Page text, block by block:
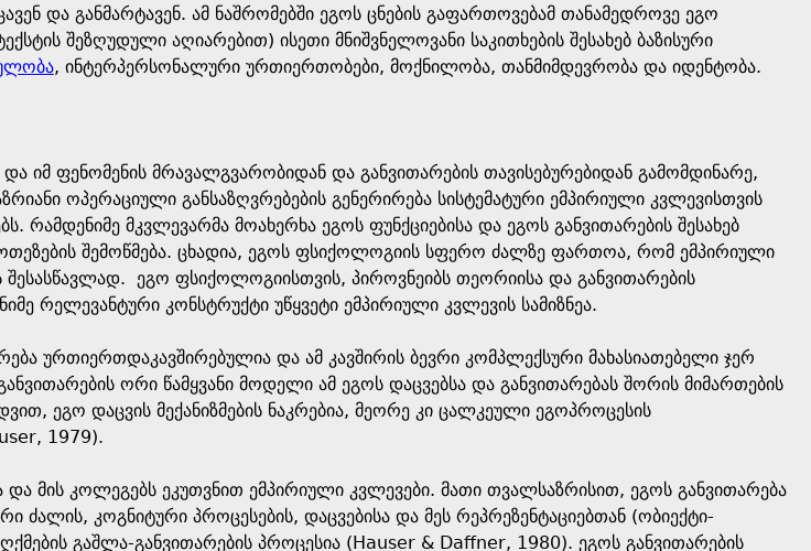
და განმარტავენ. ამ ნაშრომებში ეგოს ცნების გაფართოვებამ თანამედროვე ეგო
შეზღუდული აღიარებით) ისეთი მნიშვნელოვანი საკითხების შესახებ ბაზისური
, ინტერპერსონალური ურთიერთობები, მოქნილობა, თანმიმდევრობა და იდენტობა.
იმ ფენომენის მრავალგვარობიდან და განვითარების თავისებურებიდან გამომდინარე,
ოპერაციული განსაზღვრებების გენერირება სისტემატური ემპირიული კვლევისთვის
რამდენიმე მკვლევარმა მოახერხა ეგოს ფუნქციებისა და ეგოს განვითარების შესახებ
შემოწმება. ცხადია, ეგოს ფსიქოლოგიის სფერო ძალზე ფართოა, რომ ემპირიული
შესასწავლად. ეგო ფსიქოლოგიისთვის, პიროვნეიბს თეორიისა და განვითარების
რელევანტური კონსტრუქტი უწყვეტი ემპირიული კვლევის სამიზნეა.
ურთიერთდაკავშირებულია და ამ კავშირის ბევრი კომპლექსური მახასიათებელი ჯერ
ორი წამყვანი მოდელი ამ ეგოს დაცვებსა და განვითარებას შორის მიმართების
ეგო დაცვის მექანიზმების ნაკრებია, მეორე კი ცალკეული ეგოპროცესის
1979).
მის კოლეგებს ეკუთვნით ემპირიული კვლევები. მათი თვალსაზრისით, ეგოს განვითარება
ძალის, კოგნიტური პროცესების, დაცვებისა და მეს რეპრეზენტაციებთან (ობიექტი-
გაშლა-განვითარების პროცესია (Hauser & Daffner, 1980). ეგოს განვითარების